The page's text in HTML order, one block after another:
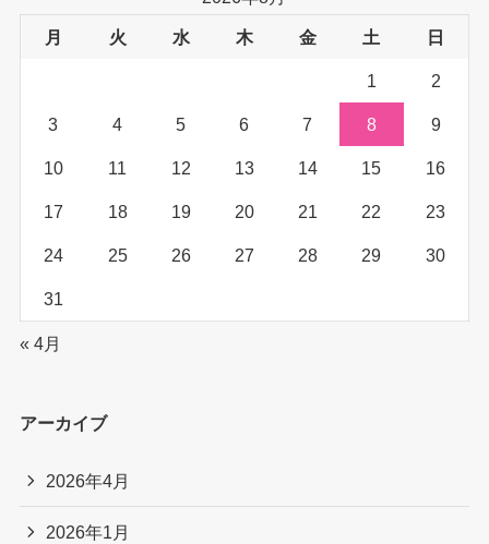
月 火 水 木 金 土 日
1 2
3 4 5 6 7 8 9
10 11 12 13 14 15 16
17 18 19 20 21 22 23
24 25 26 27 28 29 30
31
« 4月
アーカイブ
2026年4月
2026年1月